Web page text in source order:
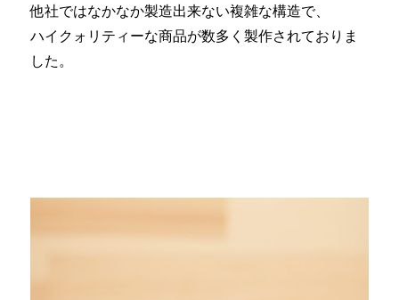
他社ではなかなか製造出来ない複雑な構造で、
ハイクォリティーな商品が数多く製作されておりま
した。